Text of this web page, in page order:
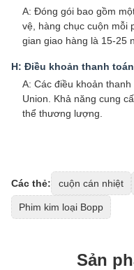
A: Đóng gói bao gồm
vệ, hàng chục cuộn mỗi
gian giao hàng là 15-25
H: Điều khoản thanh
A: Các điều khoản
Union. Khả năng cung
thể thương lượng.
Các thẻ: cuộn cán nhiệt
Phim kim loại Bopp
Sản